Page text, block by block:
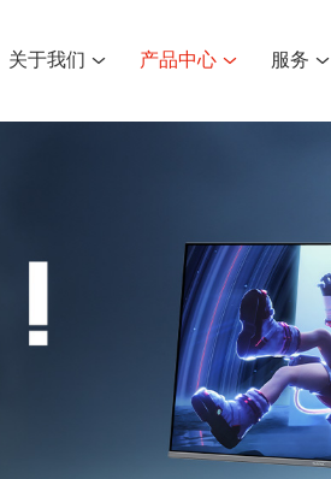
关于我们 产品中心 服务